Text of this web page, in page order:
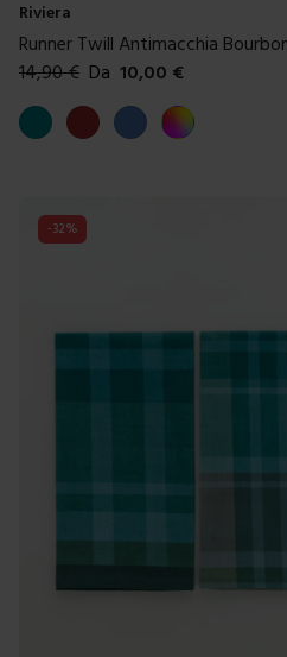
Riviera
Runner Twill Antimacchia
14,90€ Da 10,00 €
Colori disponibili
OttanioMarroneBlue Multicolore
-32%